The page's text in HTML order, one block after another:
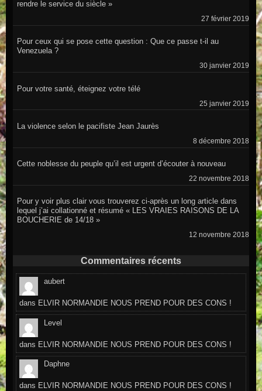
rendre le service du siècle »
27 février 2019
Pour ceux qui se pose cette question : Que ce passe t-il au
Venezuela ?
30 janvier 2019
Pour votre santé, éteignez votre télé
25 janvier 2019
La violence selon le pacifiste Jean Jaurès
8 décembre 2018
Cette noblesse du peuple qu’il est urgent d’écouter à nouveau
22 novembre 2018
Pour y voir plus clair vous trouverez ci-après un long article dans
lequel j’ai collationné et résumé « LES VRAIES RAISONS DE LA
BOUCHERIE de 14/18 »
12 novembre 2018
Commentaires récents
aubert
dans ELVIR NORMANDIE NOUS PREND POUR DES CONS !
Level
dans ELVIR NORMANDIE NOUS PREND POUR DES CONS !
Daphne
dans ELVIR NORMANDIE NOUS PREND POUR DES CONS !